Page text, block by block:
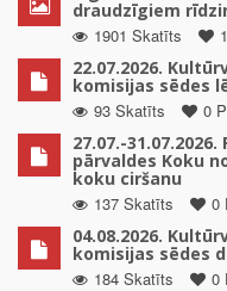
draudzīgiem
1901 Skatīts
22.07.2026.
komisijas sēdes
93 Skatīts
0
27.07.-
pārvaldes Koku
koku ciršanu
137 Skatīts
0
04.08.2026.
komisijas sēdes
184 Skatīts
0